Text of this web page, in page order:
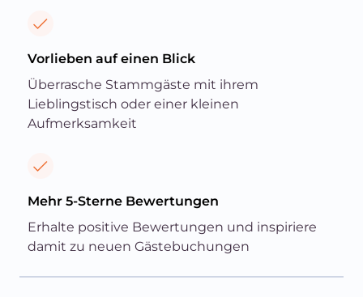
Vorlieben auf einen Blick
Überrasche Stammgäste mit ihrem
Lieblingstisch oder einer kleinen
Aufmerksamkeit
Mehr 5-Sterne Bewertungen
Erhalte positive Bewertungen und inspiriere
damit zu neuen Gästebuchungen